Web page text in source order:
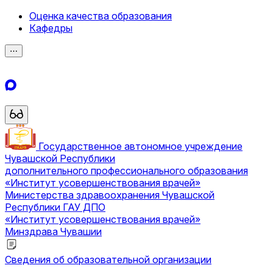
Оценка качества образования
Кафедры
⋯
Государственное автономное учреждение
Чувашской Республики
дополнительного профессионального образования
«Институт усовершенствования врачей»
Министерства здравоохранения Чувашской
Республики ГАУ ДПО
«Институт усовершенствования врачей»
Минздрава Чувашии
Сведения об образовательной организации